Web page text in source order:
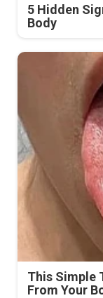
5 Hidden
Body
This Simple
From Your